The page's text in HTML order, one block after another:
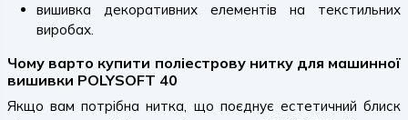
вишивка декоративних елементів на текстильних
виробах.
Чому варто купити поліестрову нитку для машинної
вишивки POLYSOFT 40
Якщо вам потрібна нитка, що поєднує естетичний блиск